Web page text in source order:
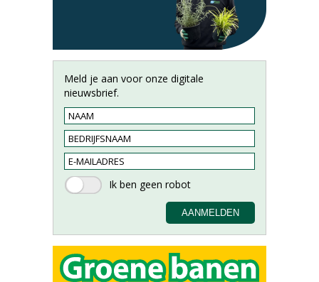
Meld je aan voor onze digitale
nieuwsbrief.